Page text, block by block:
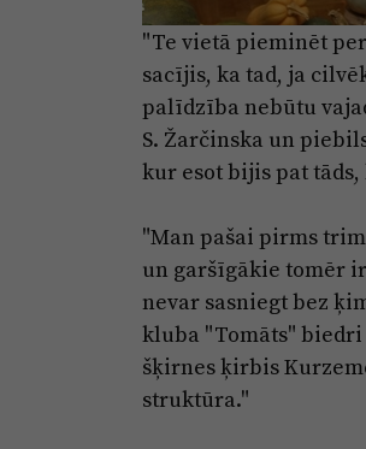
"Te vietā pieminēt
sacījis, ka tad, ja
palīdzība nebūtu
S. Žarčinska un
kur esot bijis pat
"Man pašai pirms
un garšīgākie tomēr
nevar sasniegt bez
kluba "Tomāts"
šķirnes ķirbis
struktūra."